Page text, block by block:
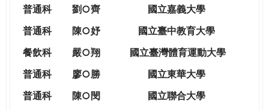
WAGOR
TODAY
WORLD
TOMORROW
普通科
劉○齊
國立嘉義大學
普通科
陳○妤
國立臺中教育大學
餐飲科
嚴○翔 國立臺灣體育運動大學
普通科
廖○勝
國立東華大學
普通科
陳○閔
國立聯合大學